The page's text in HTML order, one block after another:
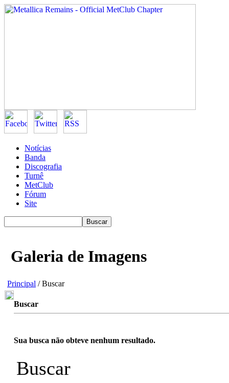
Notícias
Banda
Discografia
Turnê
MetClub
Fórum
Site
Galeria de Imagens
Principal / Buscar
Buscar
Sua busca não obteve nenhum resultado.
Buscar